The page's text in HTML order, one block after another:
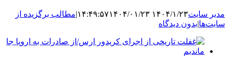
مدیر سایت۱۴۰۴/۱/۲۳ ۱۴:۴۹:۵۷ ۱۴۰۴/۰۱/۲۳ |مطالب برگزیده از
سایت‌ها|بدون دیدگاه
نمایش
تصویر